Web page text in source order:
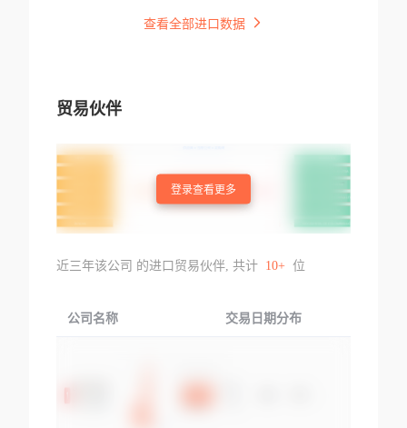
查看全部进口数据
贸易伙伴
登录查看更多
近三年该公司 的进口贸易伙伴, 共计 10+ 位
公司名称 交易日期分布